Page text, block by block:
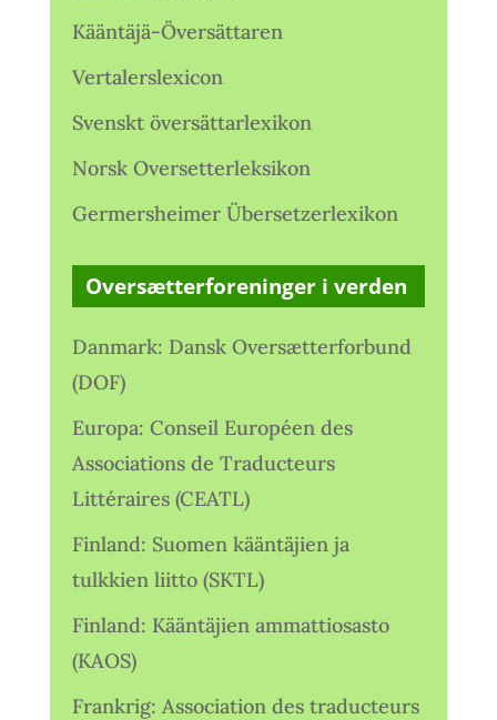
Kääntäjä-Översättaren
Vertalerslexicon
Svenskt översättarlexikon
Norsk Oversetterleksikon
Germersheimer Übersetzerlexikon
Oversætterforeninger i verden
Danmark: Dansk Oversætterforbund
(DOF)
Europa: Conseil Européen des
Associations de Traducteurs
Littéraires (CEATL)
Finland: Suomen kääntäjien ja
tulkkien liitto (SKTL)
Finland: Kääntäjien ammattiosasto
(KAOS)
Frankrig: Association des traducteurs